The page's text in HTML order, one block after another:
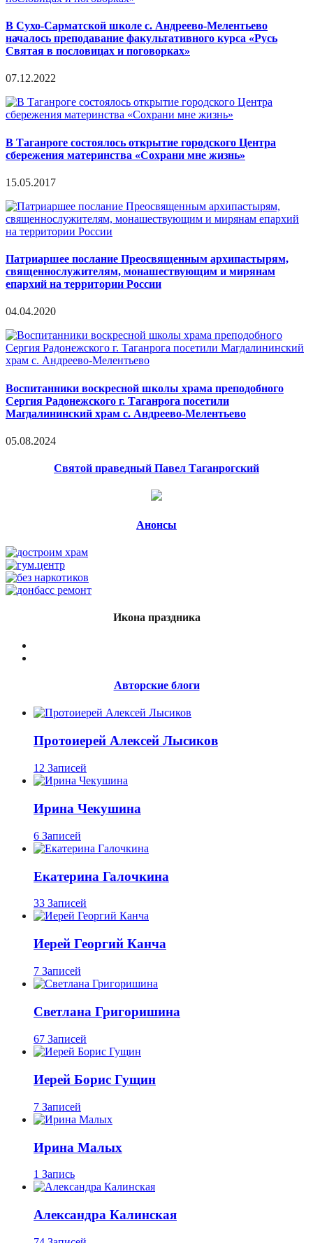
В Сухо-Сарматской школе с. Андреево-Мелентьево
началось преподавание факультативного курса «Русь
Святая в пословицах и поговорках»
07.12.2022
В Таганроге состоялось открытие городского Центра
сбережения материнства «Сохрани мне жизнь»
15.05.2017
Патриаршее послание Преосвященным архипастырям,
священнослужителям, монашествующим и мирянам
епархий на территории России
04.04.2020
Воспитанники воскресной школы храма преподобного
Сергия Радонежского г. Таганрога посетили
Магдалининский храм с. Андреево-Мелентьево
05.08.2024
Святой праведный Павел Таганрогский
Анонсы
Икона праздника
Авторские блоги
Протоиерей Алексей Лысиков
12 Записей
Ирина Чекушина
6 Записей
Екатерина Галочкина
33 Записей
Иерей Георгий Канча
7 Записей
Светлана Григоришина
67 Записей
Иерей Борис Гущин
7 Записей
Ирина Малых
1 Запись
Александра Калинская